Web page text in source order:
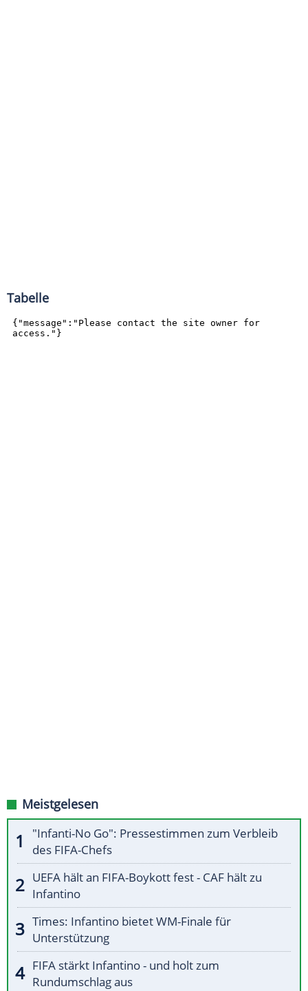
Tabelle
Meistgelesen
"Infanti-No Go": Pressestimmen zum Verbleib
des FIFA-Chefs
UEFA hält an FIFA-Boykott fest - CAF hält zu
Infantino
Times: Infantino bietet WM-Finale für
Unterstützung
FIFA stärkt Infantino - und holt zum
Rundumschlag aus